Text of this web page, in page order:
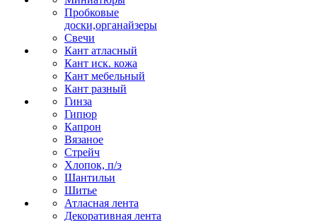
Пробковые
доски,органайзеры
Свечи
Кант атласный
Кант иск. кожа
Кант мебельный
Кант разный
Гинза
Гипюр
Капрон
Вязаное
Стрейч
Хлопок, п/э
Шантильи
Шитье
Атласная лента
Декоративная лента